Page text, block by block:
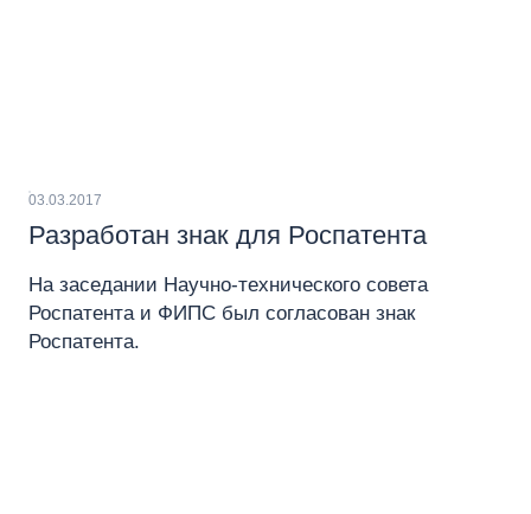
03.03.2017
Разработан знак для Роспатента
На заседании Научно-технического совета
Роспатента и ФИПС был согласован знак
Роспатента.